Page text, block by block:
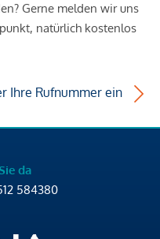
Gerne melden wir uns
natürlich kostenlos
Ihre Rufnummer ein
da
584380